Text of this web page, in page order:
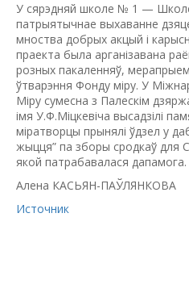
У сярэдняй школе № 1 — Школе
патрыятычнае выхаванне
мноства добрых акцый і
праекта была арганізавана
розных пакаленняў,
ўтварэння Фонду міру. У
Міру сумесна з Палескім
імя У.Ф.Міцкевіча высадзілі
міратворцы прынялі ўдзел у
жыцця” па зборы сродкаў для
якой патрабавалася дапамога.
Алена КАСЬЯН-ПАЎЛЯНКОВА
Источник